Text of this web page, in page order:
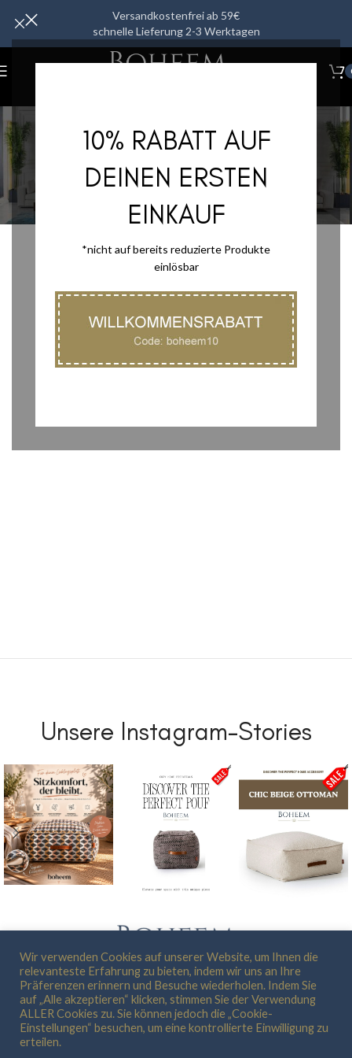
10% RABATT AUF
DEINEN ERSTEN
EINKAUF
*nicht auf bereits reduzierte Produkte
einlösbar
Versandkostenfrei ab 59€
schnelle Lieferung 2-3 Werktagen
Review Authenticity
Startseite/Review Authenticity
Unsere Instagram-Stories
WOHNMÖBELHEIMTEXTILIEN KÜCHENUTENSILIENACCESSOIRES
Wir verwenden Cookies auf unserer Website, um Ihnen die
relevanteste Erfahrung zu bieten, indem wir uns an Ihre
Präferenzen erinnern und Besuche wiederholen. Indem Sie
auf „Alle akzeptieren“ klicken, stimmen Sie der Verwendung
ALLER Cookies zu. Sie können jedoch die „Cookie-
Einstellungen“ besuchen, um eine kontrollierte Einwilligung zu
erteilen.